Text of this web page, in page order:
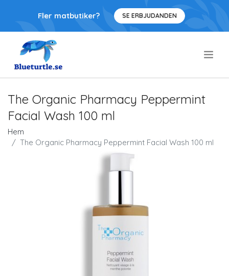
Fler matbutiker? SE ERBJUDANDEN
The Organic Pharmacy Peppermint
Facial Wash 100 ml
Hem
The Organic Pharmacy Peppermint Facial Wash 100 ml